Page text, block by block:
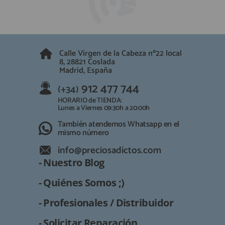
(+34) 912 477 744
HORARIO de TIENDA:
Lunes a Viernes 09:30h a 20:00h
También atendemos Whatsapp
info@preciosadictos.com
Calle Virgen de la Cabeza nº22 local
8, 28821 Coslada
Madrid, España
(+34) 912 477 744
HORARIO de TIENDA:
Lunes a Viernes 09:30h a 20:00h
También atendemos Whatsapp en el
mismo número
info@preciosadictos.com
- Nuestro Blog
- Quiénes Somos ;)
- Profesionales / Distribuidor